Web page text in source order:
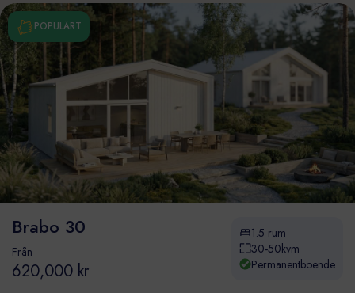
POPULÄRT
Brabo 30
Från
620,000 kr
1.5 rum
30-50kvm
Permanentboende